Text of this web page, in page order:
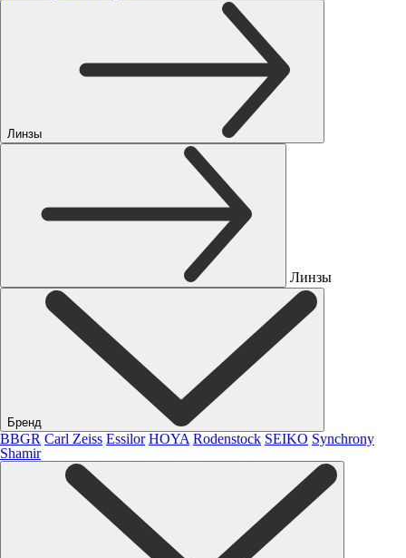
Линзы
Линзы
Бренд
BBGR Carl Zeiss Essilor HOYA Rodenstock SEIKO Synchrony
Shamir